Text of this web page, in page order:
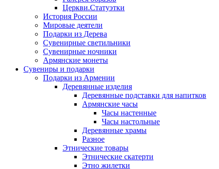
Церкви.Статуэтки
История России
Мировые деятели
Подарки из Дерева
Сувенирные светильники
Сувенирные ночники
Армянские монеты
Сувениры и подарки
Подарки из Армении
Деревянные изделия
Деревянные подставки для напитков
Армянские часы
Часы настенные
Часы настольные
Деревянные храмы
Разное
Этнические товары
Этнические скатерти
Этно жилетки